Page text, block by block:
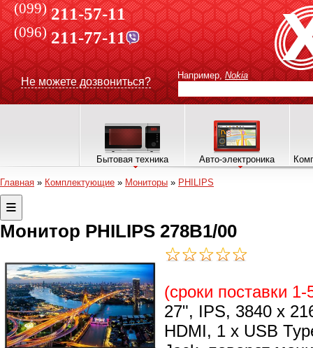
(099) 211-57-11
(096)211-77-11
Не можете дозвониться?
Например, Nokia
Бытовая техника Авто-электроника
Главная » Комплектующие » Мониторы » PHILIPS
Монитор PHILIPS 278B1/00
(сроки поставки
27", IPS, 3840 x
HDMI, 1 х USB